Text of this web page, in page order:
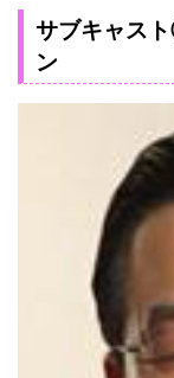
サブキャス
ン